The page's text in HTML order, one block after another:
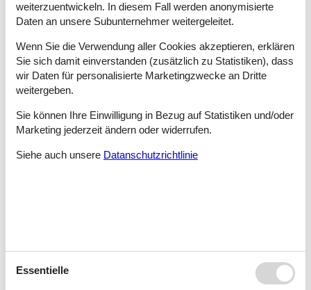
Die Stadt am Meer ist umgeben von Bergen und herrlicher
diese Basis, um spannende Ausflüge in die nähere Umgebung
zu machen. Es gibt viele gut ausgeschilderte Wanderwege mit
verschiedenen Schwierigkeitsgraden. An mehreren
Aussichtspunkten haben Urlauber einen unglaublichen
Auch die Stadt selbst bietet Touristen interessante
Sehenswürdigkeiten und Attraktionen. Spannend ist die Burg
Gibralfaro aus dem 14. Jahrhundert. Ein kleiner Spaziergang zu
den Burgmauern lohnt sich. Der Blick auf den Hafen und auf die
Picasso zu sehen.
Strandtage dürfen bei Familien, die ein Apartment in Malaga
weiterzuentwickeln. In diesem Fall werden anonymisierte
Daten an unsere Subunternehmer weitergeleitet.
Wenn Sie die Verwendung aller Cookies akzeptieren, erklären
Sie sich damit einverstanden (zusätzlich zu Statistiken), dass
wir Daten für personalisierte Marketingzwecke an Dritte
weitergeben.
Sie können Ihre Einwilligung in Bezug auf Statistiken und/oder
Marketing jederzeit ändern oder widerrufen.
Siehe auch unsere Datanschutzrichtlinie
Essentielle